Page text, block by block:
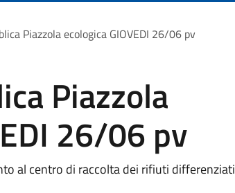
Piazzola ecologica GIOVEDI 26/06 pv
Piazzola
26/06 pv
al centro di raccolta dei rifiuti differenziati